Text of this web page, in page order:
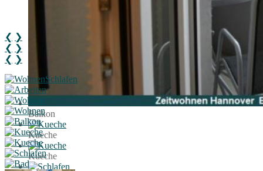
Balkon
Kueche
Kueche
❮ ❯
❮ ❯
❮ ❯